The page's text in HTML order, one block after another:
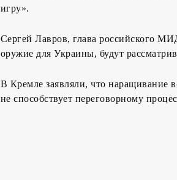
игру».
Сергей Лавров, глава российского
оружие для Украины, будут
В Кремле заявляли, что наращивание
не способствует переговорному